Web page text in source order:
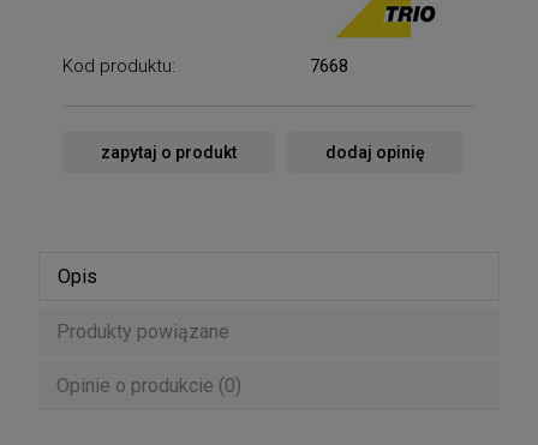
Kod produktu: 7668
zapytaj o produkt dodaj opinię
Opis
Produkty powiązane
Opinie o produkcie (0)